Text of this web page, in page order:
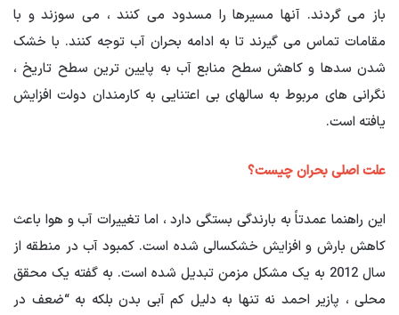
باز می گردند. آنها مسیرها را مسدود می کنند ، می سوزند و با
مقامات تماس می گیرند تا به ادامه بحران آب توجه کنند. با خشک
شدن سدها و کاهش سطح منابع آب به پایین ترین سطح تاریخ ،
نگرانی های مربوط به سالهای بی اعتنایی به کارمندان دولت افزایش
یافته است.
علت اصلی بحران چیست؟
این راهنما عمدتاً به بارندگی بستگی دارد ، اما تغییرات آب و هوا باعث
کاهش بارش و افزایش خشکسالی شده است. کمبود آب در منطقه از
سال 2012 به یک مشکل مزمن تبدیل شده است. به گفته یک محقق
محلی ، پازیر احمد نه تنها به دلیل کم آبی بدن بلکه به “ضعف در